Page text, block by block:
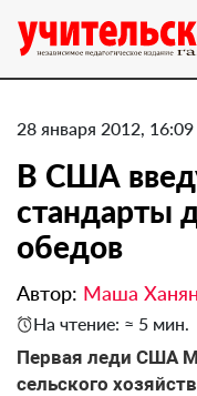
28 января 2012, 16:09
В США
стандарты
обедов
Автор: Маша Ханян
На чтение: ≈ 5 мин.
​Первая леди США
сельского